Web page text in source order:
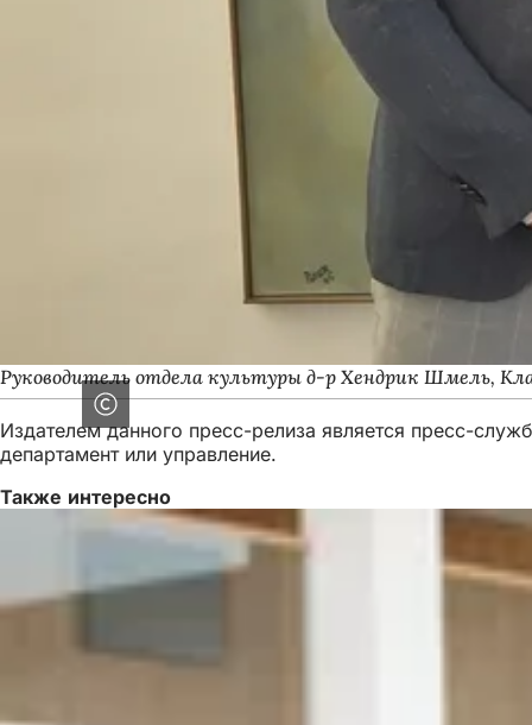
Руководитель отдела культуры д-р Хендрик Шмель,
Издателем данного пресс-релиза является пресс-
департамент или управление.
Также интересно